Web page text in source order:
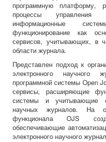
программную платформу,
процессы
информационные
функционирование как
сервисов, учитывающих, в
области журнала.
Представлен подход к
электронного научного
программной системы Open
сервисы, расширяющие
системы и учитывающие
научных журналов. На
функционала OJS
обеспечивающие
электронного научного